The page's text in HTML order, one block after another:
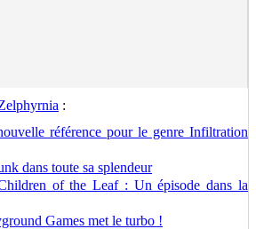
:
référence pour le genre Infiltration
dans toute sa splendeur
of the Leaf : Un épisode dans la
Games met le turbo !